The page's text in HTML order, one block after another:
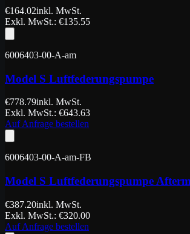
€164.02inkl. MwSt.
Exkl. MwSt.: €135.55
6006403-00-A-am
Model S Luftfederungspumpe
€778.79inkl. MwSt.
Exkl. MwSt.: €643.63
Auf Anfrage bestellen
6006403-00-A-am-FB
Model S Luftfederungspumpe
€387.20inkl. MwSt.
Exkl. MwSt.: €320.00
Auf Anfrage bestellen